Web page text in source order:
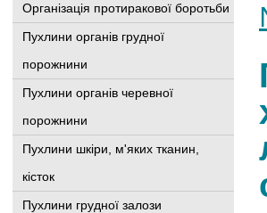
Організація протиракової боротьби
Пухлини органів грудної
порожнини
Пухлини органів черевної
порожнини
Пухлини шкіри, м'яких тканин,
кісток
Пухлини грудної залози